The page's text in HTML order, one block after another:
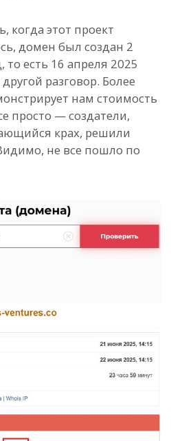
этот проект
домен был создан 2
есть 16 апреля 2025
разговор. Более
нам стоимость
просто — создатели,
крах, решили
не все пошло по